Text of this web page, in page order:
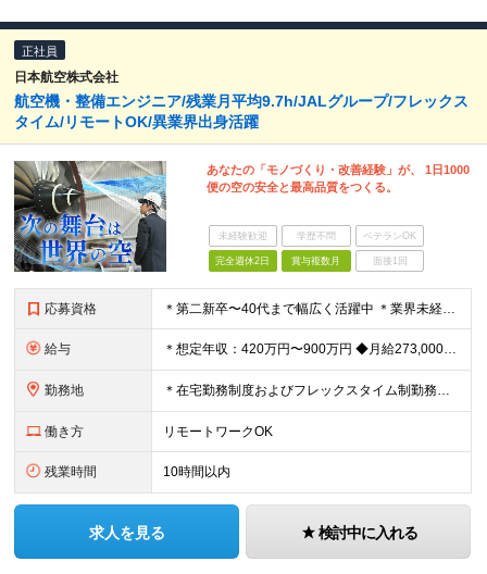
正社員
日本航空株式会社
航空機・整備エンジニア/残業月平均9.7h/JALグループ/フレックス
タイム/リモートOK/異業界出身活躍
あなたの「モノづくり・改善経験」が、 1日1000
便の空の安全と最高品質をつくる。
未経験歓迎 学歴不問 ベテランOK
完全週休2日 賞与複数月 面接1回
応募資格 ＊第二新卒〜40代まで幅広く活躍中 ＊業界未経験OK ◆製造業・インフラ・IT等で何らかの エンジニアリング・品質管理・設計・整備経験（機械・電気・電子等）がある方 ◆四年制大学または高等専門学校
給与 ＊想定年収：420万円〜900万円 ◆月給273,000～＋賞与年3回＋残業代全額支給 ※経験・能力・前職給与を考慮の上、当社規定により決定 ※残業代は別途全額支給 ※試用期間3ヶ月あり（給与待遇に
勤務地 ＊在宅勤務制度およびフレックスタイム制勤務制度あり （一部の部門では運用対象外） 入社後の初期配属は、 株式会社JALエンジニアリングへ出向となります ◆JALエンジニアリング:技術部（羽田空港）
働き方 リモートワークOK
残業時間 10時間以内
求人を見る 検討中に入れる